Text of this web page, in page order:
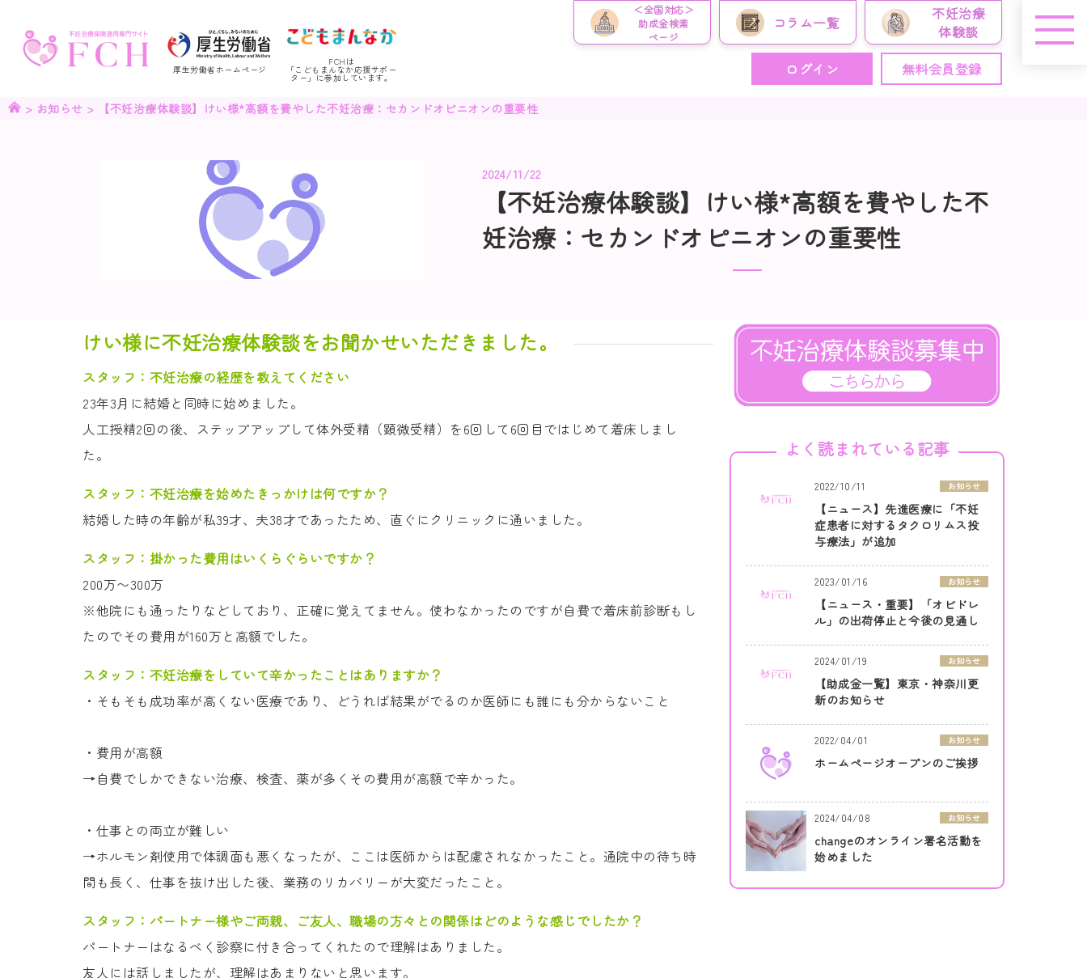
厚生労働省ホームページ
FCHは
「こどもまんなか応援サポー
ター」に参加しています。
＜全国対応＞
助成金検索
ページ
コラム一覧
不妊治療
体験談
ログイン
無料会員登録
> お知らせ > 【不妊治療体験談】けい様*高額を費やした不妊治療：セカンドオピニオンの重要性
2024/11/22
【不妊治療体験談】けい様*高額を費やした不
妊治療：セカンドオピニオンの重要性
けい様に不妊治療体験談をお聞かせいただきました。
スタッフ： 不妊治療の経歴を教えてください
23年3月に結婚と同時に始めました。
人工授精2回の後、ステップアップして体外受精（顕微受精）を6回して6回目ではじめて着床しまし
た。
スタッフ： 不妊治療を始めたきっかけは何ですか？
結婚した時の年齢が私39才、夫38才であったため、直ぐにクリニックに通いました。
スタッフ： 掛かった費用はいくらぐらいですか？
200万〜300万
※他院にも通ったりなどしており、正確に覚えてません。使わなかったのですが自費で着床前診断もし
たのでその費用が160万と高額でした。
スタッフ： 不妊治療をしていて辛かったことはありますか？
・そもそも成功率が高くない医療であり、どうれば結果がでるのか医師にも誰にも分からないこと
・費用が高額
→自費でしかできない治療、検査、薬が多くその費用が高額で辛かった。
・仕事との両立が難しい
→ホルモン剤使用で体調面も悪くなったが、ここは医師からは配慮されなかったこと。通院中の待ち時
間も長く、仕事を抜け出した後、業務のリカバリーが大変だったこと。
スタッフ： パートナー様やご両親、ご友人、職場の方々との関係はどのような感じでしたか？
パートナーはなるべく診察に付き合ってくれたので理解はありました。
友人には話しましたが、理解はあまりないと思います。
よく読まれている記事
2022/10/11 お知らせ
【ニュース】先進医療に「不妊
症患者に対するタクロリムス投
与療法」が追加
2023/01/16 お知らせ
【ニュース・重要】「オビドレ
ル」の出荷停止と今後の見通し
2024/01/19 お知らせ
【助成金一覧】東京・神奈川更
新のお知らせ
2022/04/01 お知らせ
ホームページオープンのご挨拶
2024/04/08 お知らせ
changeのオンライン署名活動を
始めました